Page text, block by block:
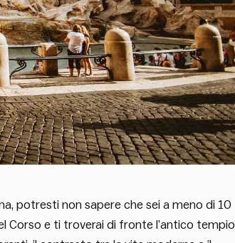
potresti non sapere che sei a meno di 10
Corso e ti troverai di fronte l’antico tempio